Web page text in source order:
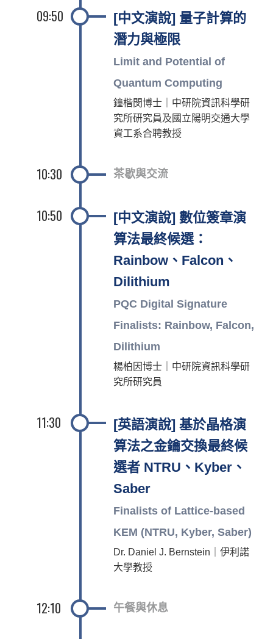
09:50
[中文演說] 量子計算的
潛力與極限
Limit and Potential of
Quantum Computing
鐘楷閔博士｜中研院資訊科學研
究所研究員及國立陽明交通大學
資工系合聘教授
10:30 茶歇與交流
10:50
[中文演說] 數位簽章演
算法最終候選：
Rainbow、Falcon、
Dilithium
PQC Digital Signature
Finalists: Rainbow, Falcon,
Dilithium
楊柏因博士｜中研院資訊科學研
究所研究員
11:30
[英語演說] 基於晶格演
算法之金鑰交換最終候
選者 NTRU、Kyber、
Saber
Finalists of Lattice-based
KEM (NTRU, Kyber, Saber)
Dr. Daniel J. Bernstein｜伊利諾
大學教授
12:10 午餐與休息